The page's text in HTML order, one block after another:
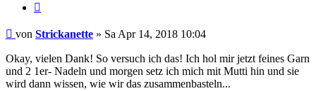
Beitrag
von Strickanette » Sa Apr 14, 2018 10:04
Okay, vielen Dank! So versuch ich das! Ich hol mir jetzt feines Garn
und 2 1er- Nadeln und morgen setz ich mich mit Mutti hin und sie
wird dann wissen, wie wir das zusammenbasteln...